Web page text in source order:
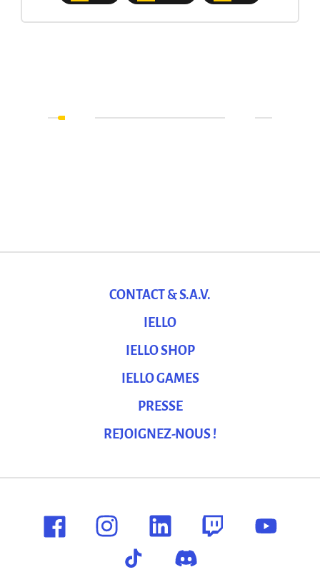
CONTACT & S.A.V.
IELLO
IELLO SHOP
IELLO GAMES
PRESSE
REJOIGNEZ-NOUS !